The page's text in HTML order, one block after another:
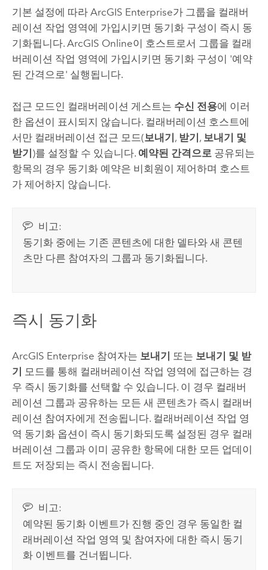
기본 설정에 따라 ArcGIS Enterprise가 그룹을 컬래버
레이션 작업 영역에 가입시키면 동기화 구성이 즉시 동
기화됩니다. ArcGIS Online이 호스트로서 그룹을 컬래
버레이션 작업 영역에 가입시키면 동기화 구성이 '예약
된 간격으로' 실행됩니다.
접근 모드인 컬래버레이션 게스트는 수신 전용에 이러
한 옵션이 표시되지 않습니다. 컬래버레이션 호스트에
서만 컬래버레이션 접근 모드(보내기, 받기, 보내기 및
받기)를 설정할 수 있습니다. 예약된 간격으로 공유되는
항목의 경우 동기화 예약은 비회원이 제어하며 호스트
가 제어하지 않습니다.
비고:
동기화 중에는 기존 콘텐츠에 대한 델타와 새 콘텐
츠만 다른 참여자의 그룹과 동기화됩니다.
즉시 동기화
ArcGIS Enterprise 참여자는 보내기 또는 보내기 및 받
기 모드를 통해 컬래버레이션 작업 영역에 접근하는 경
우 즉시 동기화를 선택할 수 있습니다. 이 경우 컬래버
레이션 그룹과 공유하는 모든 새 콘텐츠가 즉시 컬래버
레이션 참여자에게 전송됩니다. 컬래버레이션 작업 영
역 동기화 옵션이 즉시 동기화되도록 설정된 경우 컬래
버레이션 그룹과 이미 공유한 항목에 대한 모든 업데이
트도 저장되는 즉시 전송됩니다.
비고:
예약된 동기화 이벤트가 진행 중인 경우 동일한 컬
래버레이션 작업 영역 및 참여자에 대한 즉시 동기
화 이벤트를 건너뜁니다.